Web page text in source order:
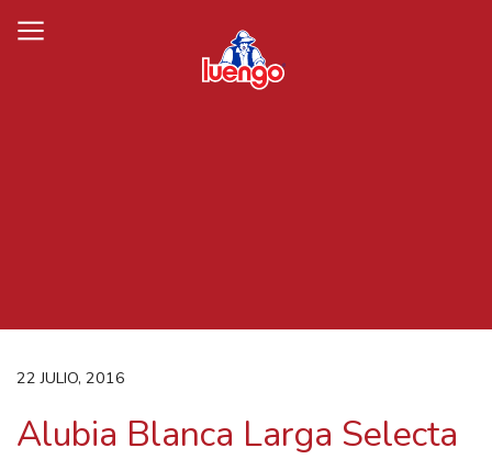
22 JULIO, 2016
Alubia Blanca Larga Selecta